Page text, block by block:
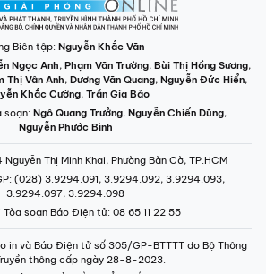
Biên tập: Nguyễn Khắc Văn
Ngọc Anh, Phạm Văn Trường, Bùi Thị Hồng Sương,
Thị Vân Anh, Dương Văn Quang, Nguyễn Đức Hiển,
Khắc Cường, Trần Gia Bảo
soạn: Ngô Quang Trưởng, Nguyễn Chiến Dũng,
Nguyễn Phước Bình
Thị Minh Khai, Phường Bàn Cờ, TP.HCM
: (028) 3.9294.091, 3.9294.092, 3.9294.093,
3.9294.097, 3.9294.098
soạn Báo Điện tử: 08 65 11 22 55
in và Báo Điện tử số 305/GP-BTTTT do Bộ Thông
thông cấp ngày 28-8-2023.